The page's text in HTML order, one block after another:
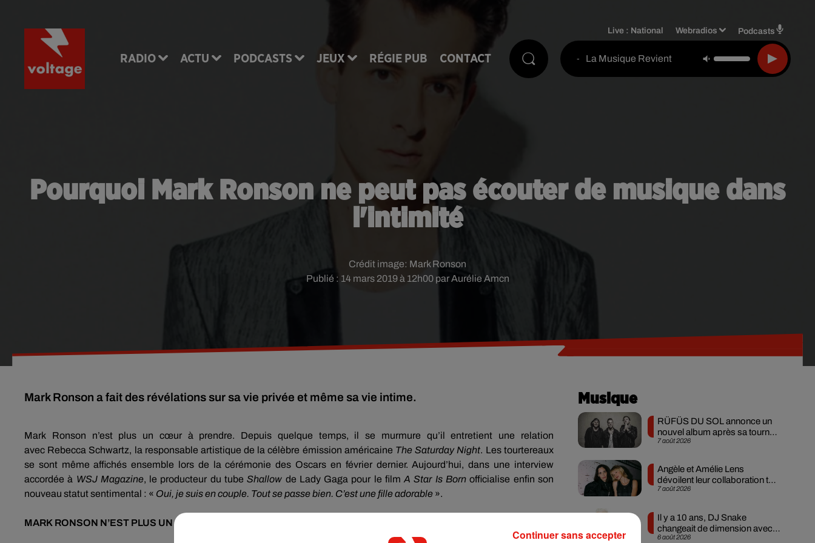
RADIO ACTU PODCASTS JEUX RÉGIE PUB CONTACT
Live : National Webradios Podcasts
- La Musique Revient
Pourquoi Mark Ronson ne peut pas écouter de musique dans
l'intimité
Publié : 14 mars 2019 à 12h00 par Aurélie Amcn
Crédit image: Mark Ronson
Mark Ronson a fait des révélations sur sa vie privée et même sa vie intime.
Mark Ronson n’est plus un cœur à prendre.
Depuis quelque temps, il se murmure qu’il entretient une relation
avec Rebecca Schwartz, la responsable artistique de la célèbre émission américaine TheSaturday Night. Les tourtereaux
se sont même affichés ensemble lors de la cérémonie des Oscars en février dernier. Aujourd’hui, dans une interview
accordée à WSJMagazine, le producteur du tube Shallow de Lady Gaga pour le filmA Star IsBorn officialise enfin son
nouveau statut sentimental : « Oui, je suis en couple. Tout se passe bien. C’est une fille adorable ».
MARK RONSON N’EST PLUS UN CŒUR À PRENDRE
Musique
7 août 2026
RÜFÜS DU SOL annonce un
nouvel album après sa tournée
mondiale
7 août 2026
Angèle et Amélie Lens
dévoilent leur collaboration tant
attendue
6 août 2026
Il y a 10 ans, DJ Snake
changeait de dimension avec
son premier...
Continuer sans accepter